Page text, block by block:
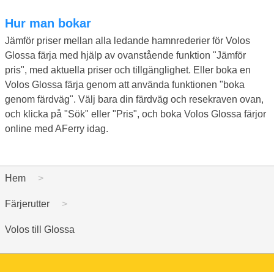
Hur man bokar
Jämför priser mellan alla ledande hamnrederier för Volos
Glossa färja med hjälp av ovanstående funktion "Jämför
pris", med aktuella priser och tillgänglighet. Eller boka en
Volos Glossa färja genom att använda funktionen "boka
genom färdväg". Välj bara din färdväg och resekraven ovan,
och klicka på "Sök" eller "Pris", och boka Volos Glossa färjor
online med AFerry idag.
Hem
Färjerutter
Volos till Glossa